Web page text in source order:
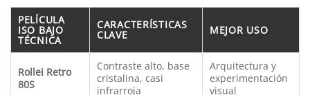
PELÍCULA
ISO BAJO
TÉCNICA
CARACTERÍSTICAS
CLAVE MEJOR USO
Rollei Retro
80S
Contraste alto, base
cristalina, casi
infrarroja
Arquitectura y
experimentación
visual